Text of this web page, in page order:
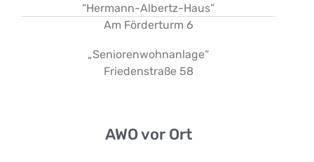
“Hermann-Albertz-Haus”
Am Förderturm 6
„Seniorenwohnanlage“
Friedenstraße 58
AWO vor Ort